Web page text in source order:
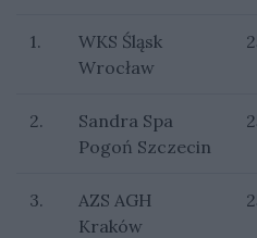
1.
WKS Śląsk
Wrocław
2.
Sandra Spa
Pogoń Szczecin
3.
AZS AGH
Kraków